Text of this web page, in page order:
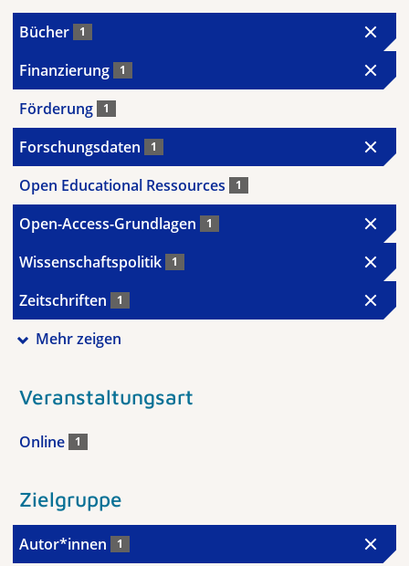
Bücher 1
Finanzierung 1
Förderung 1
Forschungsdaten 1
Open Educational Ressources 1
Open-Access-Grundlagen 1
Wissenschaftspolitik 1
Zeitschriften 1
Mehr zeigen
Veranstaltungsart
Online 1
Zielgruppe
Autor*innen 1